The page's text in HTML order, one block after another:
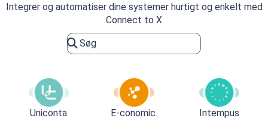
Integrer og automatiser dine systemer hurtigt og enkelt med
Connect to X
Uniconta E-conomic. Intempus